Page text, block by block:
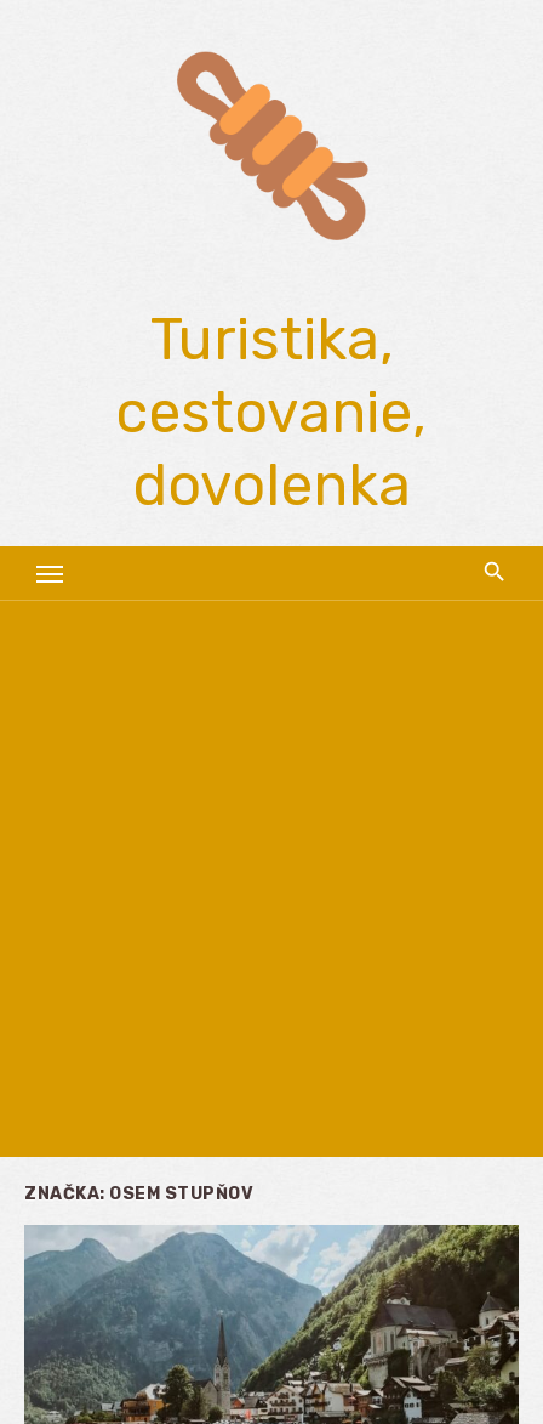
Turistika,
cestovanie,
dovolenka
ZNAČKA: OSEM STUPŇOV